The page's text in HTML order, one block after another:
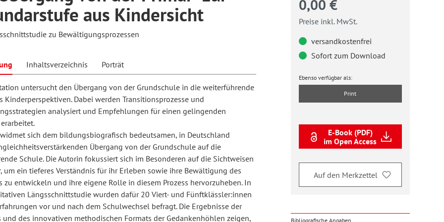
Schule und Unterricht
Arbeit
Schul- und Unterrichtsforschung
und
Erwachsenenbildung
für
aus Kindersicht
zu Bewältigungsprozessen
Inhaltsverzeichnis Porträt
untersucht den Übergang von der Grundschule in die weiterführende
Kinderperspektiven. Dabei werden Transitionsprozesse und
analysiert und Empfehlungen für einen gelingenden
sich dem bildungsbiografisch bedeutsamen, in Deutschland
Übergang von der Grundschule auf die
Schule. Die Autorin fokussiert sich im Besonderen auf die Sichtweisen
um ein tieferes Verständnis für ihr Erleben sowie ihre Bewältigung des
zu entwickeln und ihre eigene Rolle in diesem Prozess hervorzuheben. In
Längsschnittstudie wurden dafür 20 Viert- und Fünftklässler:innen
vor und nach dem Schulwechsel befragt. Die Ergebnisse der
und des innovativen methodischen Formats der Gedankenhöhlen zeigen,
0,00 €
Preise inkl. MwSt.
versandkostenfrei
Sofort zum Download
Ebenso verfügbar als:
Print
E-Book (PDF)
im Open Access
Auf den Merkzettel
Bibliografische Angaben